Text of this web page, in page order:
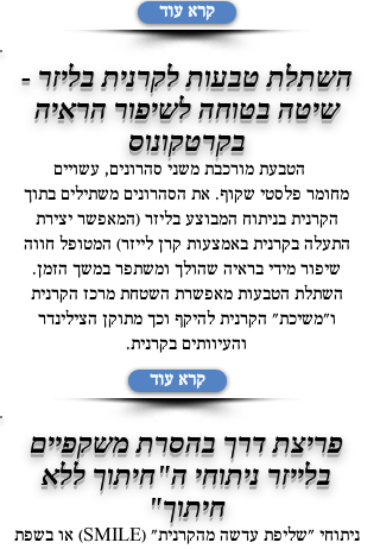
קרא עוד
השתלת טבעות לקרנית בליזר -
שיטה בטוחה לשיפור הראיה
בקרטקונוס
הטבעת מורכבת משני סהרונים, עשויים
מחומר פלסטי שקוף. את הסהרונים משתילים בתוך
הקרנית בניתוח המבוצע בליזר (המאפשר יצירת
התעלה בקרנית באמצעות קרן לייזר) המטופל חווה
שיפור מידי בראיה שהולך ומשתפר במשך הזמן.
השתלת הטבעות מאפשרת השטחת מרכז הקרנית
ו"משיכת" הקרנית להיקף וכך מתוקן הצילינדר
והעיוותים בקרנית.
קרא עוד
פריצת דרך בהסרת משקפיים
בלייזר ניתוחי ה"חיתוך ללא
חיתוך"
ניתוחי "שליפת עדשה מהקרנית" (SMILE) או בשפת